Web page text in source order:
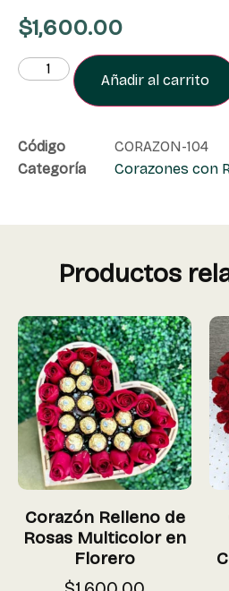
$1,600.00
Añadir al carrito
Código
CORAZON-104
Categoría
Corazones con
Productos
Corazón Relleno de
Rosas Multicolor en
Florero